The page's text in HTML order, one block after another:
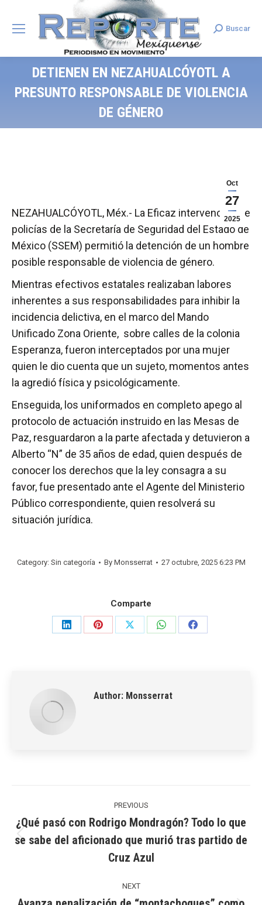
Search:
Buscar
DETIENEN EN NEZAHUALCÓYOTL A
PRESUNTO RESPONSABLE DE VIOLENCIA
DE GÉNERO
Oct
27
2025
NEZAHUALCÓYOTL, Méx.- La Eficaz intervención de
policías de la Secretaría de Seguridad del Estado de
México (SSEM) permitió la detención de un hombre
posible responsable de violencia de género.
Mientras efectivos estatales realizaban labores
inherentes a sus responsabilidades para inhibir la
incidencia delictiva, en el marco del Mando
Unificado Zona Oriente, sobre calles de la colonia
Esperanza, fueron interceptados por una mujer
quien le dio cuenta que un sujeto, momentos antes
la agredió física y psicológicamente.
Enseguida, los uniformados en completo apego al
protocolo de actuación instruido en las Mesas de
Paz, resguardaron a la parte afectada y detuvieron a
Alberto “N” de 35 años de edad, quien después de
conocer los derechos que la ley consagra a su
favor, fue presentado ante el Agente del Ministerio
Público correspondiente, quien resolverá su
situación jurídica.
Category: Sin categoría By Monsserrat 27 octubre, 2025 6:23 PM
Comparte
Share
Share
Share
Share
Share
Author: Monsserrat
PREVIOUS
Previous
post:
¿Qué pasó con Rodrigo Mondragón? Todo lo que
se sabe del aficionado que murió tras partido de
Cruz Azul
NEXT